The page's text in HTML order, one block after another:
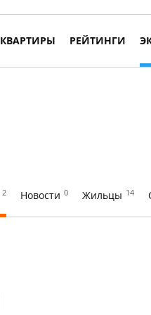
КВАРТИРЫ РЕЙТИНГИ
2 Новости 0 Жильцы 14